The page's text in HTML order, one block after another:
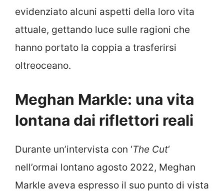
evidenziato alcuni aspetti della loro vita
attuale, gettando luce sulle ragioni che
hanno portato la coppia a trasferirsi
oltreoceano.
Meghan Markle: una vita
lontana dai riflettori reali
Durante un’intervista con ‘The Cut‘
nell’ormai lontano agosto 2022, Meghan
Markle aveva espresso il suo punto di vista